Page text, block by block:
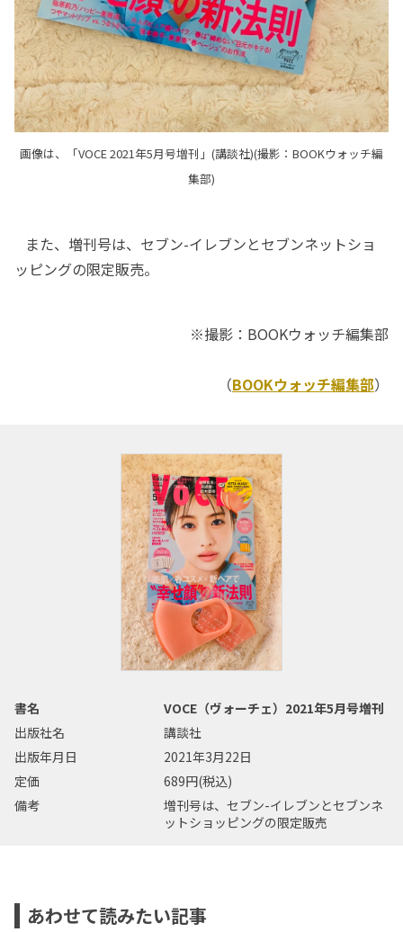
画像は、「VOCE 2021年5月号増刊」(講談社)(撮影：BOOKウォッチ編
集部)
また、増刊号は、セブン-イレブンとセブンネットショ
ッピングの限定販売。
※撮影：BOOKウォッチ編集部
（BOOKウォッチ編集部）
書名
VOCE（ヴォーチェ）2021年5月号増刊
出版社名
講談社
出版年月日
2021年3月22日
定価
689円(税込)
備考
増刊号は、セブン-イレブンとセブンネ
ットショッピングの限定販売
あわせて読みたい記事